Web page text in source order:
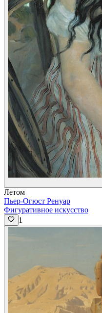
Летом
Пьер-Огюст Ренуар
Фигуративное искусство
1